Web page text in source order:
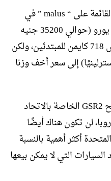
تضيف ضريبة شراء السيارات القائمة على “ malus ” في
البلاد حاليًا ما يقرب من 40 ألف يورو (حوالي 35200 جنيه
إسترليني) إلى سعر سيارة بورش 718 كايمن للمبتدئين، ولكن
(2640 جنيهًا إسترلينيًا) إلى سعر أخف وزنا
مع اعتماد المملكة المتحدة للوائح GSR2 الخاصة بالاتحاد
لن تكون هناك أيضًا
أكثر أهمية بالنسبة
التي لا يمكن بيعها